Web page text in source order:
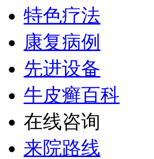
特色疗法
康复病例
先进设备
牛皮癣百科
在线咨询
来院路线